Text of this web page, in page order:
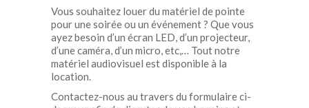
Vous souhaitez louer du matériel de pointe
pour une soirée ou un événement ? Que vous
ayez besoin d’un écran LED, d’un projecteur,
d’une caméra, d’un micro, etc,… Tout notre
matériel audiovisuel est disponible à la
location.
Contactez-nous au travers du formulaire ci-